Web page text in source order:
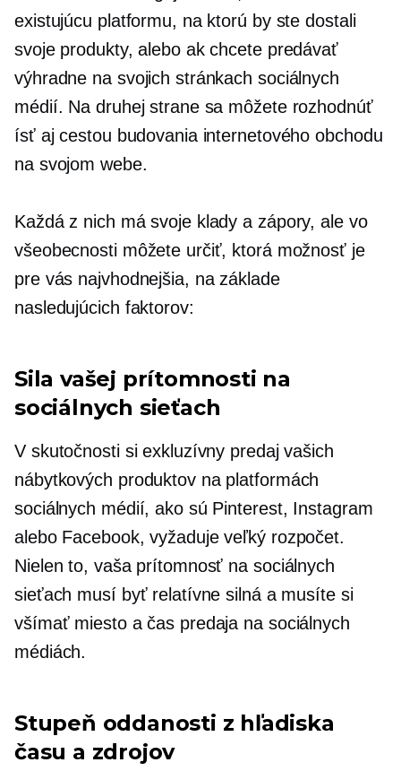
existujúcu platformu, na ktorú by ste dostali
svoje produkty, alebo ak chcete predávať
výhradne na svojich stránkach sociálnych
médií. Na druhej strane sa môžete rozhodnúť
ísť aj cestou budovania internetového obchodu
na svojom webe.
Každá z nich má svoje klady a zápory, ale vo
všeobecnosti môžete určiť, ktorá možnosť je
pre vás najvhodnejšia, na základe
nasledujúcich faktorov:
Sila vašej prítomnosti na
sociálnych sieťach
V skutočnosti si exkluzívny predaj vašich
nábytkových produktov na platformách
sociálnych médií, ako sú Pinterest, Instagram
alebo Facebook, vyžaduje veľký rozpočet.
Nielen to, vaša prítomnosť na sociálnych
sieťach musí byť relatívne silná a musíte si
všímať miesto a čas predaja na sociálnych
médiách.
Stupeň oddanosti z hľadiska
času a zdrojov